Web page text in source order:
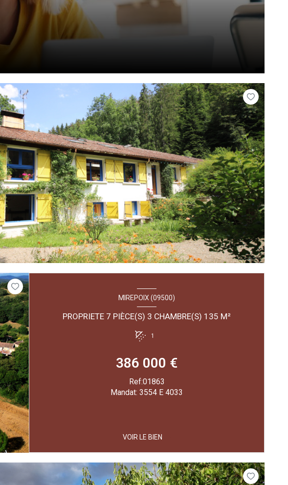
MIREPOIX (09500)
PROPRIETE 7 PIÈCE(S) 3 CHAMBRE(S) 135 M²
1
386 000 €
Ref:01863
Mandat: 3554 E 4033
VOIR LE BIEN